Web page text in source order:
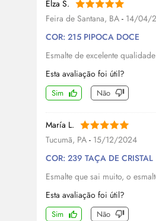
Elza S.
Feira de Santana, BA - 14/04/
COR: 215 PIPOCA DOCE
Esmalte de excelente
Esta avaliação foi útil?
Sim Não
María L.
Tucumã, PA - 15/12/2024
COR: 239 TAÇA DE CRISTAL
Esmalte que sai muito, o
Esta avaliação foi útil?
Sim Não